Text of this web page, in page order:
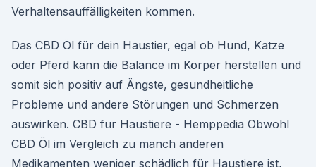
Verhaltensauffälligkeiten kommen.
Das CBD Öl für dein Haustier, egal ob Hund, Katze
oder Pferd kann die Balance im Körper herstellen und
somit sich positiv auf Ängste, gesundheitliche
Probleme und andere Störungen und Schmerzen
auswirken. CBD für Haustiere - Hemppedia Obwohl
CBD Öl im Vergleich zu manch anderen
Medikamenten weniger schädlich für Haustiere ist,